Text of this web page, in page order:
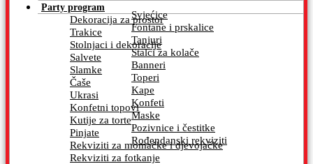
Party program
Dekoracija za prostor
Svjećice
Trakice
Fontane i prskalice
Stolnjaci i dekoracije
Tanjuri
Salvete
Stalci za kolače
Slamke
Banneri
Čaše
Toperi
Ukrasi
Kape
Konfetni topoviKonfeti
Kutije za torteMaske
Pinjate
Pozivnice i čestitke
Rekviziti za momačke i djevojačke
Rođendanski rekviziti
Rekviziti za fotkanje